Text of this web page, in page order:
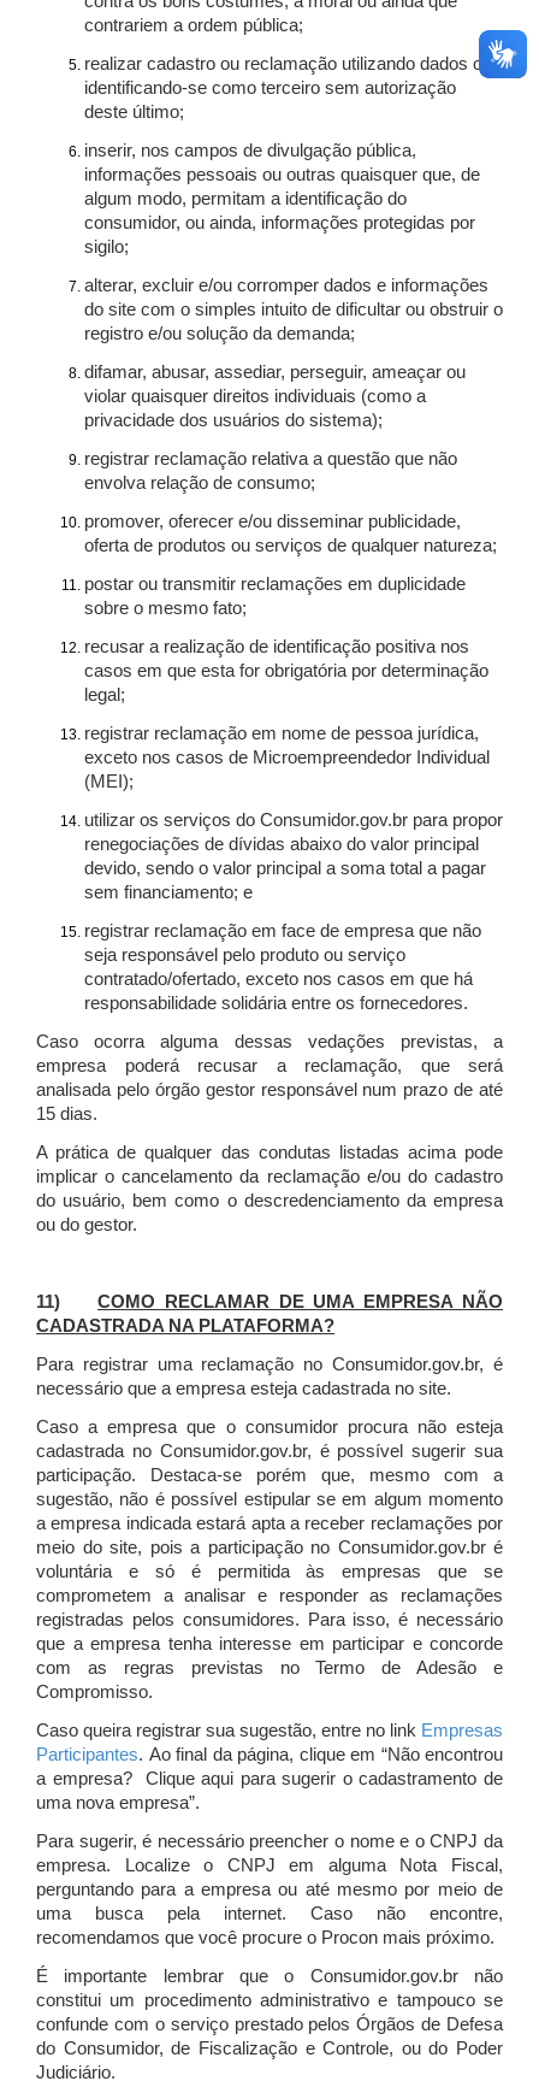
contrariem a ordem pública;
realizar cadastro ou reclamação utilizando dados ou
identificando-se como terceiro sem autorização
deste último;
inserir, nos campos de divulgação pública,
informações pessoais ou outras quaisquer que, de
algum modo, permitam a identificação do
consumidor, ou ainda, informações protegidas por
sigilo;
alterar, excluir e/ou corromper dados e informações
do site com o simples intuito de dificultar ou obstruir o
registro e/ou solução da demanda;
difamar, abusar, assediar, perseguir, ameaçar ou
violar quaisquer direitos individuais (como a
privacidade dos usuários do sistema);
registrar reclamação relativa a questão que não
envolva relação de consumo;
promover, oferecer e/ou disseminar publicidade,
oferta de produtos ou serviços de qualquer natureza;
postar ou transmitir reclamações em duplicidade
sobre o mesmo fato;
recusar a realização de identificação positiva nos
casos em que esta for obrigatória por determinação
legal;
registrar reclamação em nome de pessoa jurídica,
exceto nos casos de Microempreendedor Individual
(MEI);
utilizar os serviços do Consumidor.gov.br para propor
renegociações de dívidas abaixo do valor principal
devido, sendo o valor principal a soma total a pagar
sem financiamento; e
registrar reclamação em face de empresa que não
seja responsável pelo produto ou serviço
contratado/ofertado, exceto nos casos em que há
responsabilidade solidária entre os fornecedores.
Caso ocorra alguma dessas vedações previstas, a
empresa poderá recusar a reclamação, que será
analisada pelo órgão gestor responsável num prazo de até
15 dias.
A prática de qualquer das condutas listadas acima pode
implicar o cancelamento da reclamação e/ou do cadastro
do usuário, bem como o descredenciamento da empresa
ou do gestor.
11)COMO RECLAMAR DE UMA EMPRESA NÃO
CADASTRADA NA PLATAFORMA?
Para registrar uma reclamação no Consumidor.gov.br, é
necessário que a empresa esteja cadastrada no site.
Caso a empresa que o consumidor procura não esteja
cadastrada no Consumidor.gov.br, é possível sugerir sua
participação. Destaca-se porém que, mesmo com a
sugestão, não é possível estipular se em algum momento
a empresa indicada estará apta a receber reclamações por
meio do site, pois a participação no Consumidor.gov.br é
voluntária e só é permitida às empresas que se
comprometem a analisar e responder as reclamações
registradas pelos consumidores. Para isso, é necessário
que a empresa tenha interesse em participar e concorde
com as regras previstas no Termo de Adesão e
Compromisso.
Caso queira registrar sua sugestão, entre no link Empresas
Participantes. Ao final da página, clique em “Não encontrou
a empresa? Clique aqui para sugerir o cadastramento de
uma nova empresa”.
Para sugerir, é necessário preencher o nome e o CNPJ da
empresa. Localize o CNPJ em alguma Nota Fiscal,
perguntando para a empresa ou até mesmo por meio de
uma busca pela internet. Caso não encontre,
recomendamos que você procure o Procon mais próximo.
É importante lembrar que o Consumidor.gov.br não
constitui um procedimento administrativo e tampouco se
confunde com o serviço prestado pelos Órgãos de Defesa
do Consumidor, de Fiscalização e Controle, ou do Poder
Judiciário.